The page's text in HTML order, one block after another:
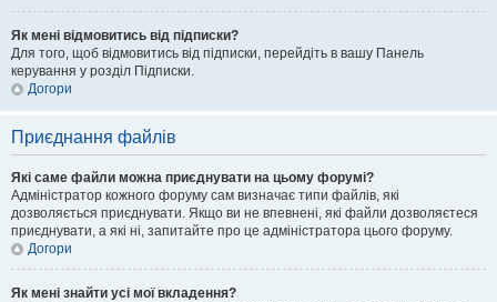
Як мені відмовитись від підписки?
Для того, щоб відмовитись від підписки, перейдіть в вашу Панель
керування у розділ Підписки.
Догори
Приєднання файлів
Які саме файли можна приєднувати на цьому форумі?
Адміністратор кожного форуму сам визначає типи файлів, які
дозволяється приєднувати. Якщо ви не впевнені, які файли дозволяєтеся
приєднувати, а які ні, запитайте про це адміністратора цього форуму.
Догори
Як мені знайти усі мої вкладення?